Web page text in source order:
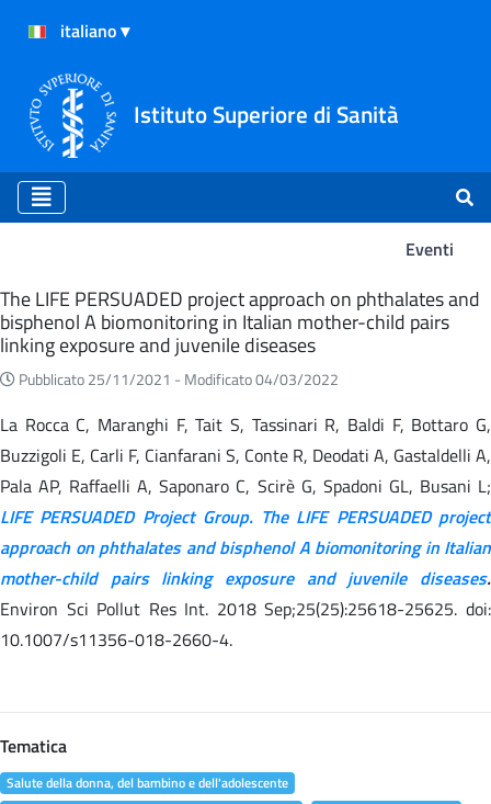
Istituto Superiore di Sanità
Eventi
Eventi
The LIFE PERSUADED project approach on phthalates and
bisphenol A biomonitoring in Italian mother-child pairs
linking exposure and juvenile diseases
Pubblicato 25/11/2021 - Modificato 04/03/2022
La Rocca C, Maranghi F, Tait S, Tassinari R, Baldi F, Bottaro G,
Buzzigoli E, Carli F, Cianfarani S, Conte R, Deodati A, Gastaldelli A,
Pala AP, Raffaelli A, Saponaro C, Scirè G, Spadoni GL, Busani L;
LIFE PERSUADED Project Group. The LIFE PERSUADED project
approach on phthalates and bisphenol A biomonitoring in Italian
mother-child pairs linking exposure and juvenile diseases.
Environ Sci Pollut Res Int. 2018 Sep;25(25):25618-25625. doi:
10.1007/s11356-018-2660-4.
Tematica
Salute della donna, del bambino e dell'adolescente